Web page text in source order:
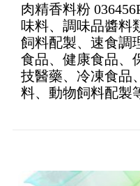
肉精香料粉
味料、調味品醬料
飼料配製、速食調
食品、健康食品、
技醫藥、冷凍食品
料、動物飼料配製